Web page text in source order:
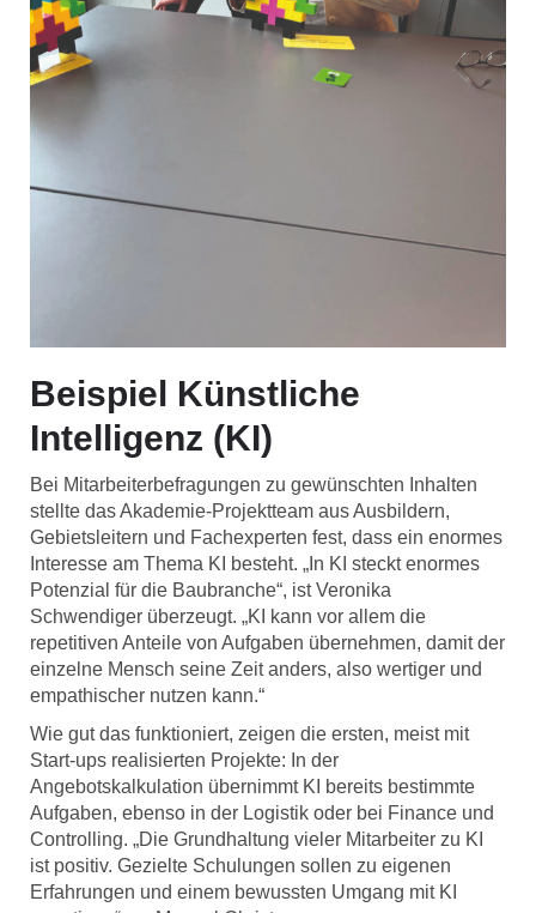
Beispiel Künstliche
Intelligenz (KI)
Bei Mitarbeiterbefragungen zu gewünschten Inhalten
stellte das Akademie-Projektteam aus Ausbildern,
Gebietsleitern und Fachexperten fest, dass ein enormes
Interesse am Thema KI besteht. „In KI steckt enormes
Potenzial für die Baubranche“, ist Veronika
Schwendiger überzeugt. „KI kann vor allem die
repetitiven Anteile von Aufgaben übernehmen, damit der
einzelne Mensch seine Zeit anders, also wertiger und
empathischer nutzen kann.“
Wie gut das funktioniert, zeigen die ersten, meist mit
Start-ups realisierten Projekte: In der
Angebotskalkulation übernimmt KI bereits bestimmte
Aufgaben, ebenso in der Logistik oder bei Finance und
Controlling. „Die Grundhaltung vieler Mitarbeiter zu KI
ist positiv. Gezielte Schulungen sollen zu eigenen
Erfahrungen und einem bewussten Umgang mit KI